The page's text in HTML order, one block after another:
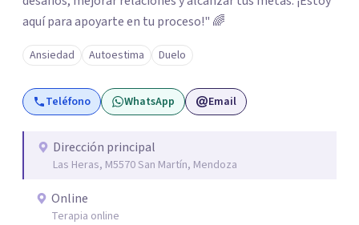
aquí para apoyarte en tu proceso!" 🌈
Ansiedad Autoestima Duelo
Teléfono WhatsApp Email
Dirección principal
Las Heras, M5570 San Martín, Mendoza
Online
Terapia online